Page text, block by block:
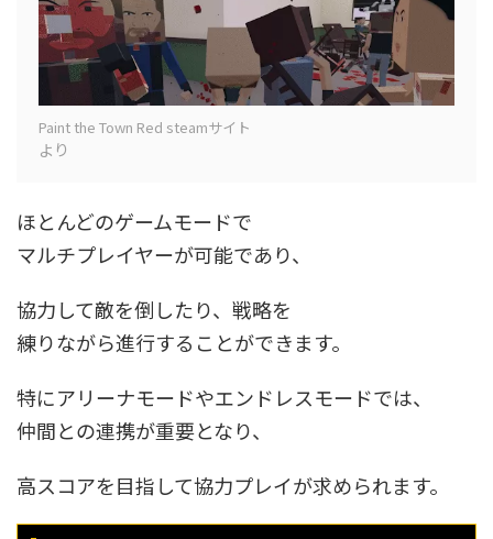
Paint the Town Red steamサイト
より
ほとんどのゲームモードで
マルチプレイヤーが可能であり、
協力して敵を倒したり、戦略を
練りながら進行することができます。
特にアリーナモードやエンドレスモードでは、
仲間との連携が重要となり、
高スコアを目指して協力プレイが求められます。